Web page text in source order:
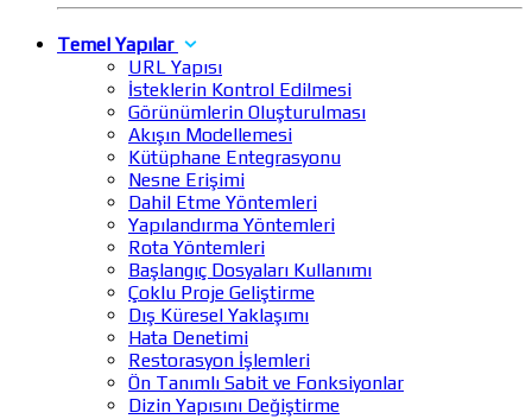
Temel Yapılar
URL Yapısı
İsteklerin Kontrol Edilmesi
Görünümlerin Oluşturulması
Akışın Modellemesi
Kütüphane Entegrasyonu
Nesne Erişimi
Dahil Etme Yöntemleri
Yapılandırma Yöntemleri
Rota Yöntemleri
Başlangıç Dosyaları Kullanımı
Çoklu Proje Geliştirme
Dış Küresel Yaklaşımı
Hata Denetimi
Restorasyon İşlemleri
Ön Tanımlı Sabit ve Fonksiyonlar
Dizin Yapısını Değiştirme